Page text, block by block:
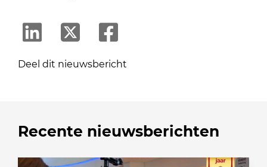
Deel dit nieuwsbericht
Recente nieuwsberichten